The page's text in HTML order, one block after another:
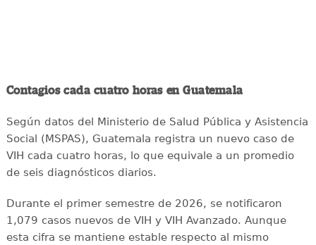
Contagios cada cuatro horas en Guatemala
Según datos del Ministerio de Salud Pública y Asistencia
Social (MSPAS), Guatemala registra un nuevo caso de
VIH cada cuatro horas, lo que equivale a un promedio
de seis diagnósticos diarios.
Durante el primer semestre de 2026, se notificaron
1,079 casos nuevos de VIH y VIH Avanzado. Aunque
esta cifra se mantiene estable respecto al mismo